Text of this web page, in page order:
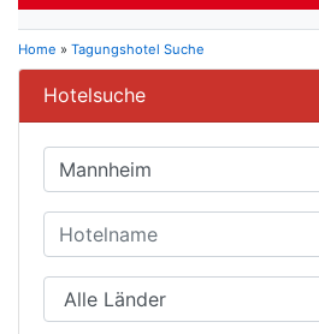
Home » Tagungshotel Suche
Hotelsuche